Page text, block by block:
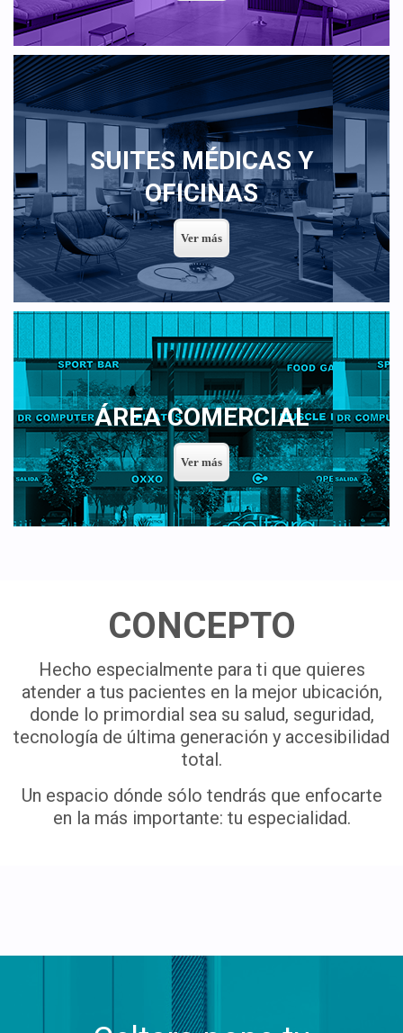
SUITES MÉDICAS Y
OFICINAS
ÁREA COMERCIAL
CONCEPTO
Hecho especialmente para ti que quieres
atender a tus pacientes en la mejor ubicación,
donde lo primordial sea su salud, seguridad,
tecnología de última generación y accesibilidad
total.
Un espacio dónde sólo tendrás que enfocarte
en la más importante: tu especialidad.